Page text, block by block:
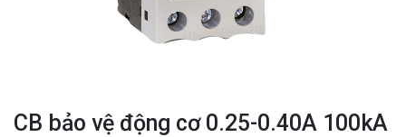
CB bảo vệ động cơ 0.25-0.40A 100kA